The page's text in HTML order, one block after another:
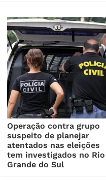
Operação contra grupo
suspeito de planejar
atentados nas eleições
tem investigados no Rio
Grande do Sul